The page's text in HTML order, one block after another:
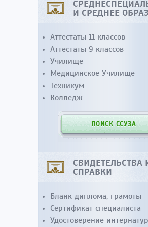
И СРЕДНЕЕ
Аттестаты 11 классов
Аттестаты 9 классов
Училище
Медицинское Училище
Техникум
Колледж
ПОИСК ССУЗА
СВИДЕТЕЛЬСТВА
СПРАВКИ
Бланк диплома, грамоты
Сертификат специалиста
Удостоверение